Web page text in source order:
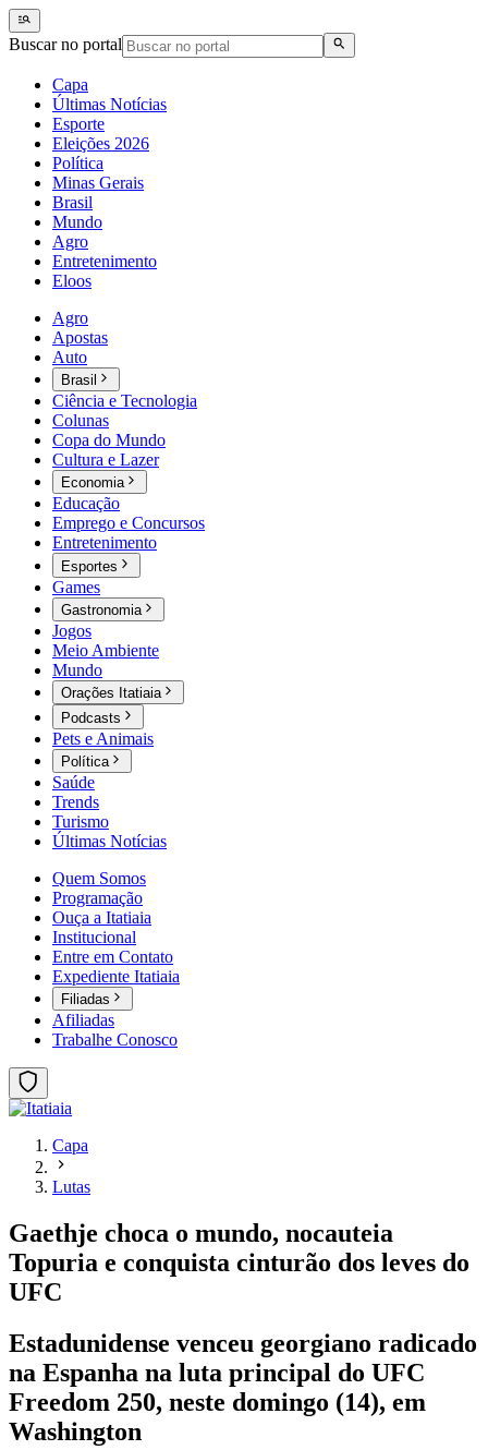
Buscar no portal
Capa
Últimas Notícias
Esporte
Eleições 2026
Política
Minas Gerais
Brasil
Mundo
Agro
Entretenimento
Eloos
Agro
Apostas
Auto
Brasil
Ciência e Tecnologia
Colunas
Copa do Mundo
Cultura e Lazer
Economia
Educação
Emprego e Concursos
Entretenimento
Esportes
Games
Gastronomia
Jogos
Meio Ambiente
Mundo
Orações Itatiaia
Podcasts
Pets e Animais
Política
Saúde
Trends
Turismo
Últimas Notícias
Quem Somos
Programação
Ouça a Itatiaia
Institucional
Entre em Contato
Expediente Itatiaia
Filiadas
Afiliadas
Trabalhe Conosco
Capa
Lutas
Gaethje choca o mundo, nocauteia
Topuria e conquista cinturão dos leves do
UFC
Estadunidense venceu georgiano radicado
na Espanha na luta principal do UFC
Freedom 250, neste domingo (14), em
Washington